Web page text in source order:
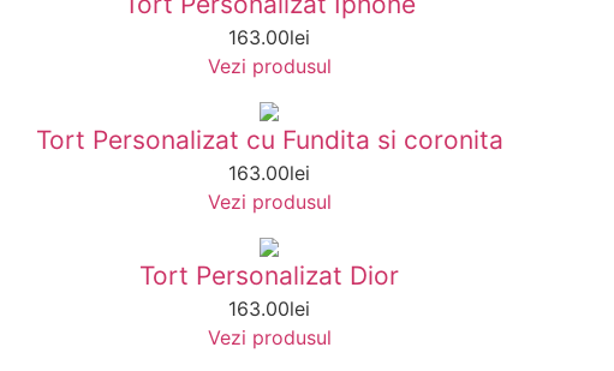
163.00lei
Vezi produsul
Tort Personalizat cu Fundita si coronita
163.00lei
Vezi produsul
Tort Personalizat Dior
163.00lei
Vezi produsul